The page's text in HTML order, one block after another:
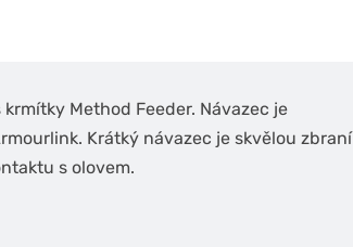
Method Feeder. Návazec je
Krátký návazec je skvělou zbraní
s olovem.